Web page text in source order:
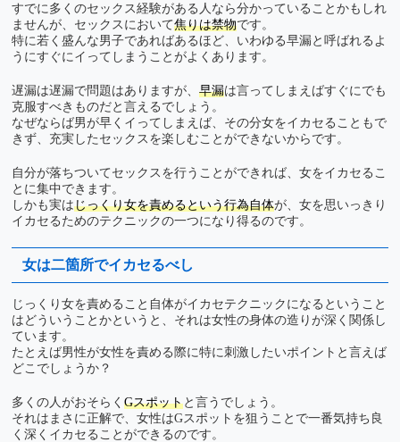
すでに多くのセックス経験がある人なら分かっていることかもしれ
ませんが、セックスにおいて焦りは禁物です。
特に若く盛んな男子であればあるほど、いわゆる早漏と呼ばれるよ
うにすぐにイってしまうことがよくあります。
遅漏は遅漏で問題はありますが、 早漏は言ってしまえばすぐにでも
克服すべきものだと言えるでしょう。
なぜならば男が早くイってしまえば、その分女をイカセることもで
きず、充実したセックスを楽しむことができないからです。
自分が落ちついてセックスを行うことができれば、女をイカセるこ
とに集中できます。
しかも実はじっくり女を責めるという行為自体が、女を思いっきり
イカセるためのテクニックの一つになり得るのです。
女は二箇所でイカセるべし
じっくり女を責めること自体がイカセテクニックになるということ
はどういうことかというと、それは女性の身体の造りが深く関係し
ています。
たとえば男性が女性を責める際に特に刺激したいポイントと言えば
どこでしょうか？
多くの人がおそらく Gスポットと言うでしょう。
それはまさに正解で、女性はGスポットを狙うことで一番気持ち良
く深くイカセることができるのです。